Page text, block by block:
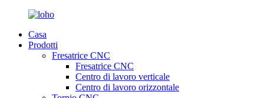
Casa
Prodotti
Fresatrice CNC
Fresatrice CNC
Centro di lavoro verticale
Centro di lavoro orizzontale